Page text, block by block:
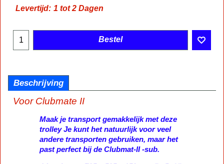
Levertijd: 1 tot 2 Dagen
Bestel
Beschrijving
Voor Clubmate II
Maak je transport gemakkelijk met deze
trolley Je kunt het natuurlijk voor veel
andere transporten gebruiken, maar het
past perfect bij de Clubmat-II -sub.